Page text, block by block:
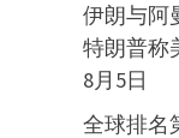
伊朗与阿
特朗普称
8月5日
全球排名